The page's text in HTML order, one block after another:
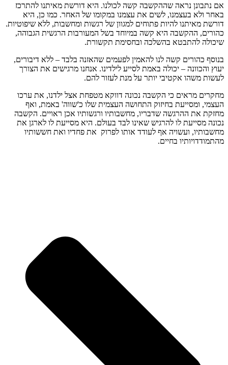
אם נתבונן נראה שההקשבה קשה לכולנו. היא דורשת מאיתנו להתרכז
באחר ולא בעצמנו, לשים את עצמנו במקומו של האחר. כמו כן, היא
דורשת מאיתנו להיות פתוחים למגוון של רגשות ומחשבות, ללא שיפוטיות.
כהורים, ההקשבה היא קשה במיוחד בשל המעורבות הרגשית הגבוהה,
שיכולה להתבטא בהשלכה ובחסימת תקשורת.
בנוסף כהורים קשה לנו להאמין לפעמים שהאזנה בלבד – ללא דיבורים,
יעוץ והכוונה – יכולה באמת לסייע לילדינו. אנחנו מרגישים את הצורך
לעשות משהו אקטיבי יותר על מנת לעזור להם.
מחקרים מראים כי הקשבה נכונה דווקא מטפחת אצל ילדנו, את ערכו
העצמי, ומסייעת בחיזוק התחושה העצמית שלו כ'שווה' באמת, ואף
מחזקת את ההרגשה שדבריו, מחשבותיו ורגשותיו אכן ראויים. הקשבה
נכונה מסייעת לו להרגיש שאינו לבד בעולם. היא מסייעת לו לארגן את
מחשבותיו, ועשויה אף לעודד אותו לפרוק את פחדיו ואת חששותיו
מהתמודדויותיו בחיים.